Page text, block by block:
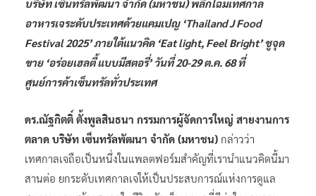
บริษัท เซ็นทรัลพัฒนา จำกัด (มหาชน) พลิกโฉมเทศกาล
อาหารเจระดับประเทศด้วยแคมเปญ ‘Thailand J Food
Festival 2025’ ภายใต้แนวคิด ‘Eat light, Feel Bright’ ชูจุด
ขาย ‘อร่อยเฮลตี้ แบบมีสตอรี่’ วันที่ 20-29 ต.ค. 68 ที่
ศูนย์การค้าเซ็นทรัลทั่วประเทศ
ดร.ณัฐกิตติ์ ตั้งพูลสินธนา กรรมการผู้จัดการใหญ่ สายงานการ
ตลาด บริษัท เซ็นทรัลพัฒนา จำกัด (มหาชน) กล่าวว่า
เทศกาลเจถือเป็นหนึ่งในแพลตฟอร์มสำคัญที่เรานำแนวคิดนี้มา
สานต่อ ยกระดับเทศกาลเจให้เป็นประสบการณ์แห่งการดูแล